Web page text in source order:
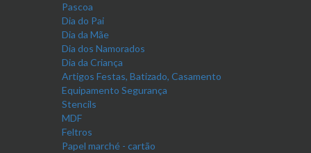
Pascoa
Dia do Pai
Dia da Mãe
Dia dos Namorados
Dia da Criança
Artigos Festas, Batizado, Casamento
Equipamento Segurança
Stencils
MDF
Feltros
Papel marché - cartão